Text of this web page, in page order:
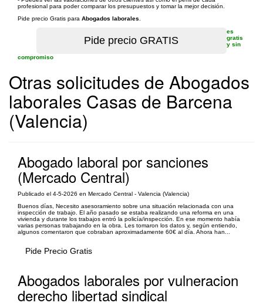
profesional para poder comparar los presupuestos y tomar la mejor decisión.
Pide precio Gratis para Abogados laborales
es
gratis
y sin
compromiso
Otras solicitudes de Abogados
laborales Casas de Barcena
(Valencia)
Abogado laboral por sanciones
(Mercado Central)
Publicado el 4-5-2026 en Mercado Central - Valencia (Valencia)
Buenos días, Necesito asesoramiento sobre una situación relacionada con una
inspección de trabajo. El año pasado se estaba realizando una reforma en una
vivienda y durante los trabajos entró la policía/inspección. En ese momento había
varias personas trabajando en la obra. Les tomaron los datos y, según entiendo,
algunos comentaron que cobraban aproximadamente 60€ al día. Ahora han...
Pide Precio Gratis
Abogados laborales por vulneracion
derecho libertad sindical